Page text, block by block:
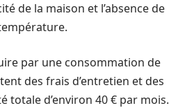
de la maison et l’absence de
par une consommation de
des frais d’entretien et des
totale d’environ 40 € par mois.